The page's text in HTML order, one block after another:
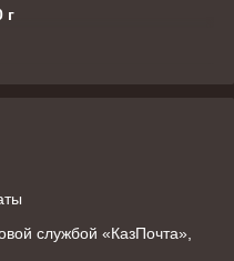
г
службой «КазПочта»,